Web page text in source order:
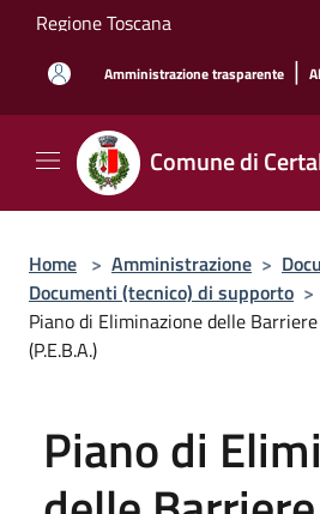
Salta al contenuto principale
Regione Toscana
Amministrazione trasparente |
Comune di
Home > Amministrazione >
Documenti (tecnico) di supporto >
Piano di Eliminazione delle
(P.E.B.A.)
Piano di